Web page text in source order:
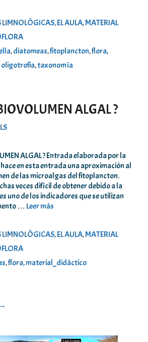
,EL AULA,MATERIAL
,diatomeas,fitoplancton,flora,
oligotrofia,taxonomía
ALGAL ?
ALGAL ? Entrada elaborada por la
hace en esta entrada una aproximación al
de las microalgas del fitoplancton.
veces difícil de obtener debido a la
uno de los indicadores que se utilizan
… Leer más
,EL AULA,MATERIAL
,flora,material_didáctico
→